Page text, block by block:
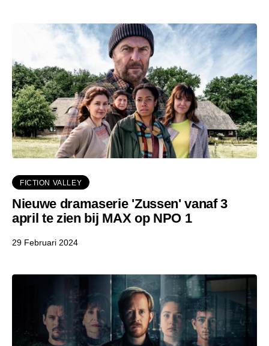
FICTION VALLEY
Nieuwe dramaserie 'Zussen' vanaf 3
april te zien bij MAX op NPO 1
29 Februari 2024